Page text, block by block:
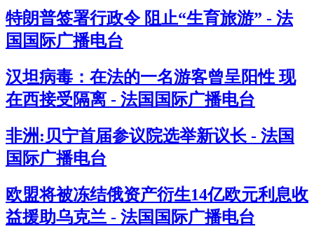
特朗普签署行政令 阻止“生育旅游” - 法
国国际广播电台
汉坦病毒：在法的一名游客曾呈阳性 现
在西接受隔离 - 法国国际广播电台
非洲:贝宁首届参议院选举新议长 - 法国
国际广播电台
欧盟将被冻结俄资产衍生14亿欧元利息收
益援助乌克兰 - 法国国际广播电台